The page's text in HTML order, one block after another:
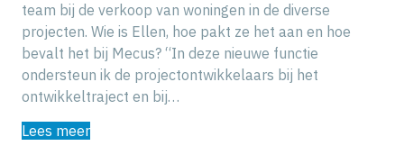
team bij de verkoop van woningen in de diverse
projecten. Wie is Ellen, hoe pakt ze het aan en hoe
bevalt het bij Mecus? “In deze nieuwe functie
ondersteun ik de projectontwikkelaars bij het
ontwikkeltraject en bij…
Lees meer